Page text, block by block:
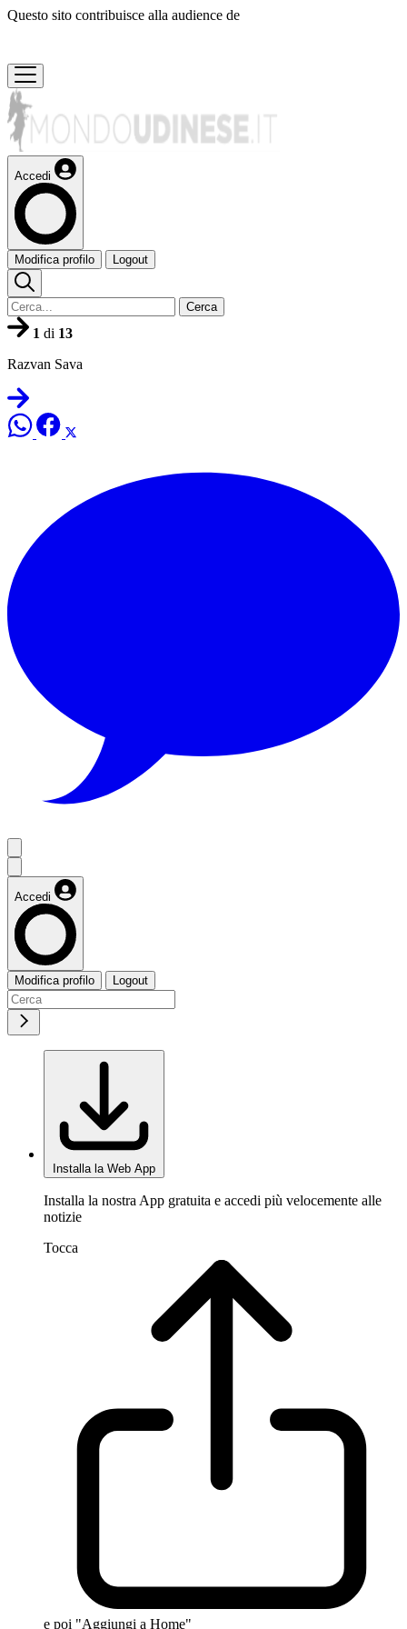
Questo sito contribuisce alla audience de
Accedi
Modifica profilo Logout
Cerca
1 di 13
Razvan Sava
Accedi
Modifica profilo Logout
Installa la Web App
Installa la nostra App gratuita e accedi più velocemente alle
notizie
Tocca
e poi "Aggiungi a Home"